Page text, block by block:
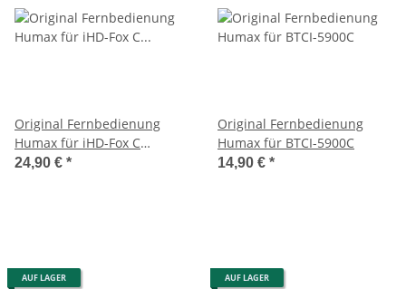
Original Fernbedienung
Humax für iHD-Fox C
Kabelreceiver
24,90 € *
Original Fernbedienung
Humax für BTCI-5900C
14,90 € *
AUF LAGER AUF LAGER